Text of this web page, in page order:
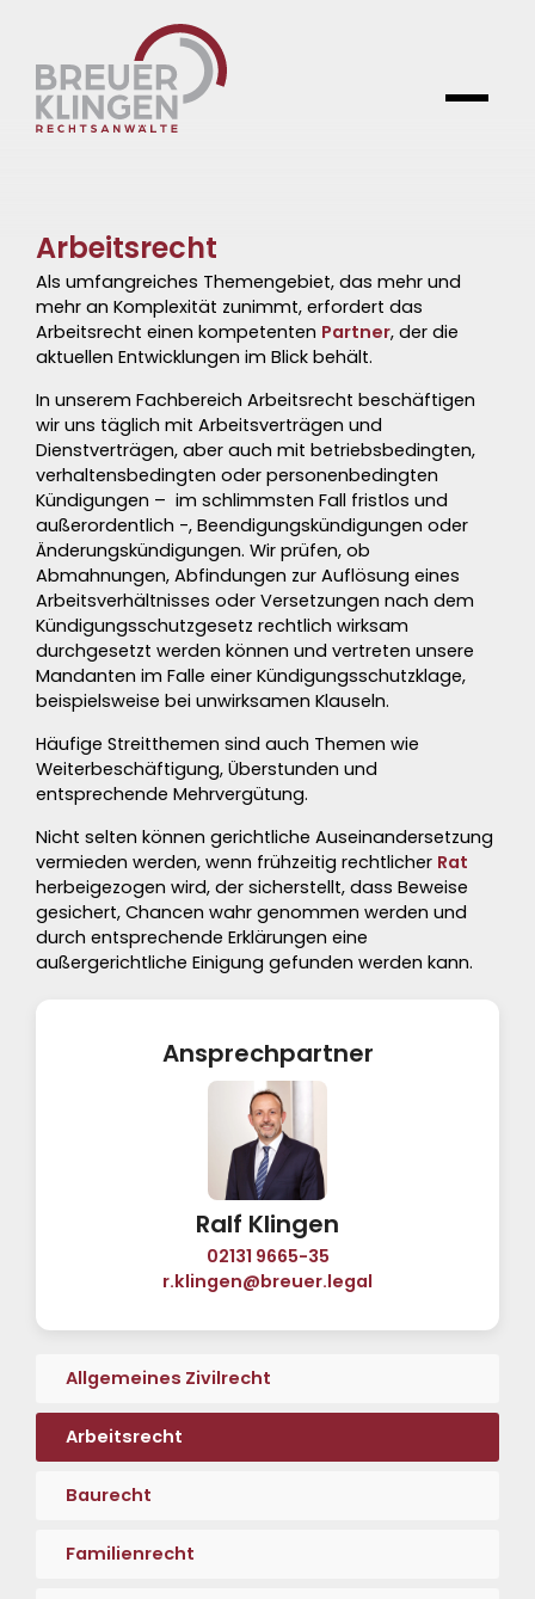
Arbeitsrecht
Als umfangreiches Themengebiet, das mehr und
mehr an Komplexität zunimmt, erfordert das
Arbeitsrecht einen kompetenten Partner, der die
aktuellen Entwicklungen im Blick behält.
In unserem Fachbereich Arbeitsrecht beschäftigen
wir uns täglich mit Arbeitsverträgen und
Dienstverträgen, aber auch mit betriebsbedingten,
verhaltensbedingten oder personenbedingten
Kündigungen – im schlimmsten Fall fristlos und
außerordentlich -, Beendigungskündigungen oder
Änderungskündigungen. Wir prüfen, ob
Abmahnungen, Abfindungen zur Auflösung eines
Arbeitsverhältnisses oder Versetzungen nach dem
Kündigungsschutzgesetz rechtlich wirksam
durchgesetzt werden können und vertreten unsere
Mandanten im Falle einer Kündigungsschutzklage,
beispielsweise bei unwirksamen Klauseln.
Häufige Streitthemen sind auch Themen wie
Weiterbeschäftigung, Überstunden und
entsprechende Mehrvergütung.
Nicht selten können gerichtliche Auseinandersetzung
vermieden werden, wenn frühzeitig rechtlicher Rat
herbeigezogen wird, der sicherstellt, dass Beweise
gesichert, Chancen wahr genommen werden und
durch entsprechende Erklärungen eine
außergerichtliche Einigung gefunden werden kann.
Ansprechpartner
Ralf Klingen
02131 9665-35
r.klingen@breuer.legal
Allgemeines Zivilrecht
Arbeitsrecht
Baurecht
Familienrecht